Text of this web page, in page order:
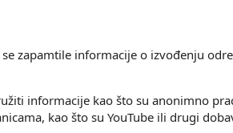
zapamtile informacije o izvođenju
informacije kao što su anonimno
kao što su YouTube ili drugi